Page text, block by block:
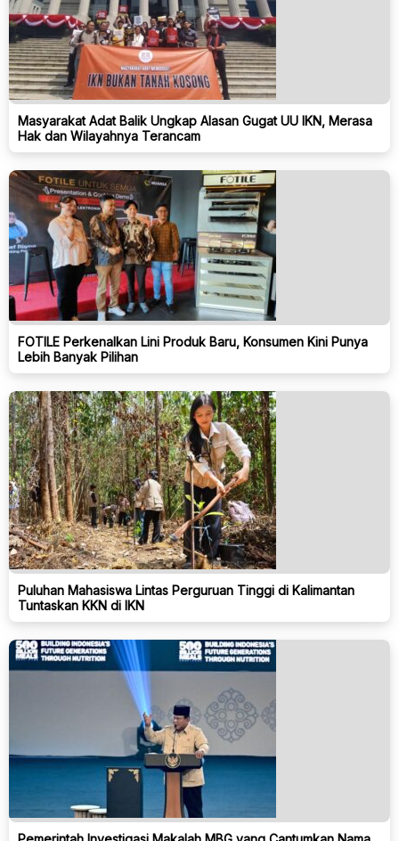
Masyarakat Adat Balik Ungkap Alasan Gugat UU IKN, Merasa
Hak dan Wilayahnya Terancam
FOTILE Perkenalkan Lini Produk Baru, Konsumen Kini Punya
Lebih Banyak Pilihan
Puluhan Mahasiswa Lintas Perguruan Tinggi di Kalimantan
Tuntaskan KKN di IKN